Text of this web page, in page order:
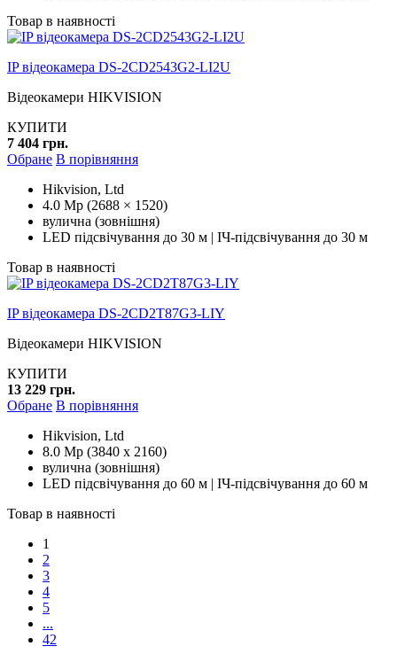
Товар в наявності
IP відеокамера DS-2CD2543G2-LI2U
Відеокамери HIKVISION
КУПИТИ
7 404 грн.
Обране В порівняння
Hikvision, Ltd
4.0 Mp (2688 × 1520)
вулична (зовнішня)
LED підсвічування до 30 м | ІЧ-підсвічування до 30 м
Товар в наявності
IP відеокамера DS-2CD2T87G3-LIY
Відеокамери HIKVISION
КУПИТИ
13 229 грн.
Обране В порівняння
Hikvision, Ltd
8.0 Mp (3840 x 2160)
вулична (зовнішня)
LED підсвічування до 60 м | ІЧ-підсвічування до 60 м
Товар в наявності
1
2
3
4
5
...
42